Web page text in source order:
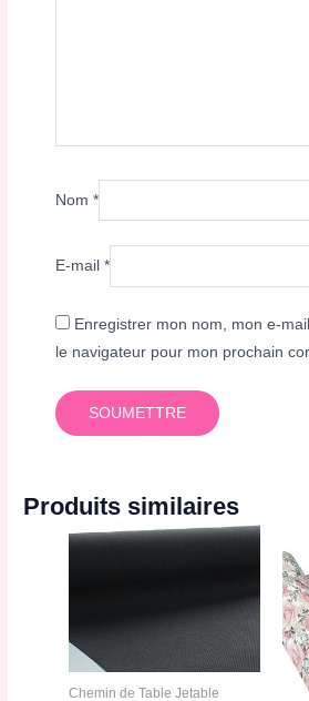
Nom*
E-mail*
Enregistrer mon nom, mon e-
le navigateur pour mon prochain
Produits similaires
Chemin de Table Jetable